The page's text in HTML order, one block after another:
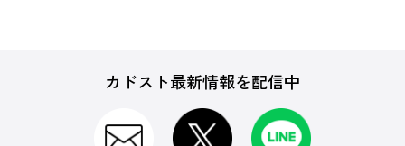
カドスト最新情報を配信中